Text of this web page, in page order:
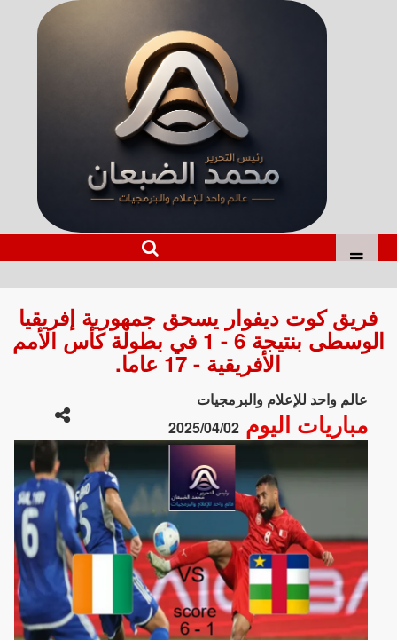
فريق كوت ديفوار يسحق جمهورية إفريقيا
الوسطى بنتيجة 6 - 1 في بطولة كأس الأمم
الأفريقية - 17 عاما.
عالم واحد للإعلام والبرمجيات
مباريات اليوم2025/04/02